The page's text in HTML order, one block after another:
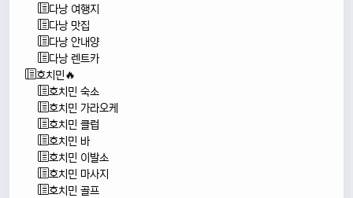
다낭 여행지
다낭 맛집
다낭 안내양
다낭 렌트카
호치민🔥
호치민 숙소
호치민 가라오케
호치민 클럽
호치민 바
호치민 이발소
호치민 마사지
호치민 골프